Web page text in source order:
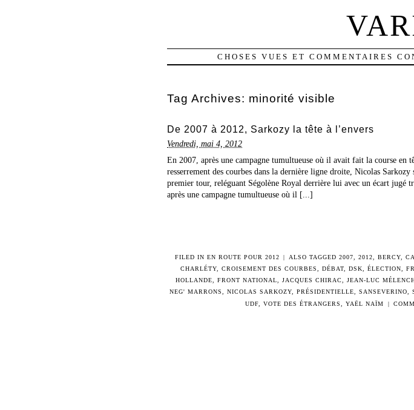
CHOSES VUES ET COMMENTAIRES
Tag Archives: minorité visible
De 2007 à 2012, Sarkozy la tête à l’envers
Vendredi, mai 4, 2012
En 2007, après une campagne tumultueuse où il avait fait la course en
resserrement des courbes dans la dernière ligne droite, Nicolas
premier tour, reléguant Ségolène Royal derrière lui avec un écart jugé
après une campagne tumultueuse où il [...]
FILED IN EN ROUTE POUR 2012 | ALSO TAGGED2007 ,2012 ,BERCY ,
CHARLÉTY
CROISEMENT DES COURBES DÉBAT DSK ÉLECTION
HOLLANDE
FRONT NATIONAL JACQUES CHIRAC JEAN-LUC
NEG' MARRONS
NICOLAS SARKOZY PRÉSIDENTIELLE SANSEVERINO
UDF ,VOTE DES ÉTRANGERS ,YAËL NAÏM |